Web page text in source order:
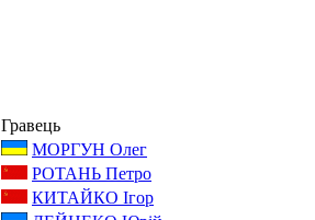
Гравець
МОРГУН Олег
РОТАНЬ Петро
КИТАЙКО Ігор